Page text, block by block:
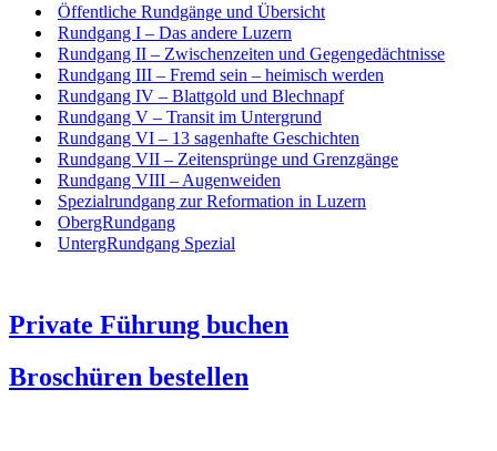
Öffentliche Rundgänge und Übersicht
Rundgang I – Das andere Luzern
Rundgang II – Zwischenzeiten und Gegengedächtnisse
Rundgang III – Fremd sein – heimisch werden
Rundgang IV – Blattgold und Blechnapf
Rundgang V – Transit im Untergrund
Rundgang VI – 13 sagenhafte Geschichten
Rundgang VII – Zeitensprünge und Grenzgänge
Rundgang VIII – Augenweiden
Spezialrundgang zur Reformation in Luzern
ObergRundgang
UntergRundgang Spezial
Private Führung buchen
Broschüren bestellen